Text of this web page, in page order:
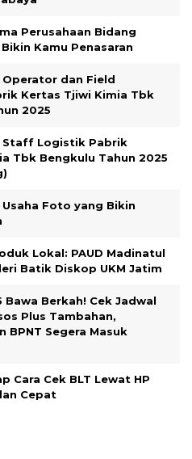
Perusahaan Bidang
Kamu Penasaran
dan Field
Kertas Tjiwi Kimia Tbk
2025
Staff Logistik Pabrik
Tbk Bengkulu Tahun 2025
Foto yang Bikin
Lokal: PAUD Madinatul
Batik Diskop UKM Jatim
Berkah! Cek Jadwal
Plus Tambahan,
BPNT Segera Masuk
Cara Cek BLT Lewat HP
Cepat